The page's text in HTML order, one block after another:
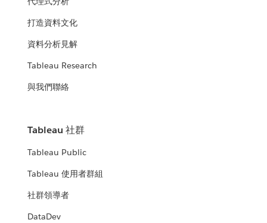
打造資料文化
資料分析見解
Tableau Research
與我們聯絡
Tableau 社群
Tableau Public
Tableau 使用者群組
社群領導者
DataDev